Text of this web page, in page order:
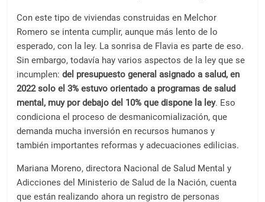
Con este tipo de viviendas construidas en Melchor
Romero se intenta cumplir, aunque más lento de lo
esperado, con la ley. La sonrisa de Flavia es parte de eso.
Sin embargo, todavía hay varios aspectos de la ley que se
incumplen:del presupuesto general asignado a salud, en
2022 solo el 3% estuvo orientado a programas de salud
mental, muy por debajo del 10% que dispone la ley. Eso
condiciona el proceso de desmanicomialización, que
demanda mucha inversión en recursos humanos y
también importantes reformas y adecuaciones edilicias.
Mariana Moreno, directora Nacional de Salud Mental y
Adicciones del Ministerio de Salud de la Nación, cuenta
que están realizando ahora un registro de personas